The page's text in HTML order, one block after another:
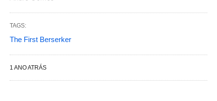
TAGS:
The First Berserker
1 ANO ATRÁS